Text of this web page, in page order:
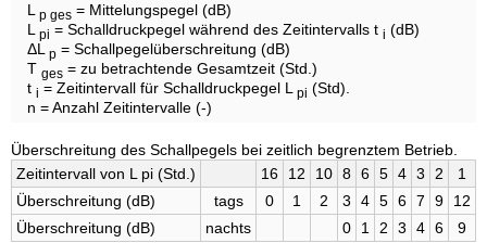
L p ges = Mittelungspegel (dB)
L pi = Schalldruckpegel während des Zeitintervalls t i (dB)
ΔL p = Schallpegelüberschreitung (dB)
T ges = zu betrachtende Gesamtzeit (Std.)
t i = Zeitintervall für Schalldruckpegel L pi (Std).
n = Anzahl Zeitintervalle (-)
Überschreitung des Schallpegels bei zeitlich begrenztem Betrieb.
Zeit­inter­vall von L pi (Std.)
16 12 10 8 6 5 4 3 2
1
Über­schreitung (dB)
tags 0 1 2 3 4 5 6 7 9
12
Über­schreitung (dB)
nachts 0 1 2 3 4 6
9